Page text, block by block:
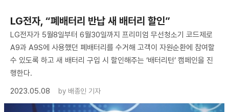
LG전자, “폐배터리 반납 새 배터리 할인”
LG전자가 5월8일부터 6월30일까지 프리미엄 무선청소기 코드제로
A9과 A9S에 사용했던 폐배터리를 수거해 고객이 자원순환에 참여할
수 있도록 하고 새 배터리 구입 시 할인해주는 ‘배터리턴’ 캠페인을 진
행한다.
2023.05.08
by 배종인 기자